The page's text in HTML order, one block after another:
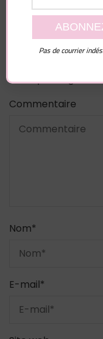
Laisser un
Votre adresse e-
champs
Commentaire
Nom*
E-mail*
Pas de courrier